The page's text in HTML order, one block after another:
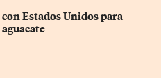
Estados Unidos para